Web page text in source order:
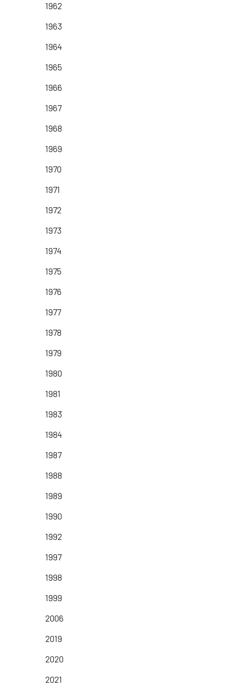
1962
1963
1964
1965
1966
1967
1968
1969
1970
1971
1972
1973
1974
1975
1976
1977
1978
1979
1980
1981
1983
1984
1987
1988
1989
1990
1992
1997
1998
1999
2006
2019
2020
2021